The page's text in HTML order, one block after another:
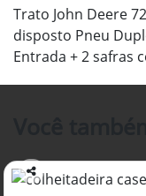
Trato John Deere
disposto Pneu
Entrada + 2 safras
Co